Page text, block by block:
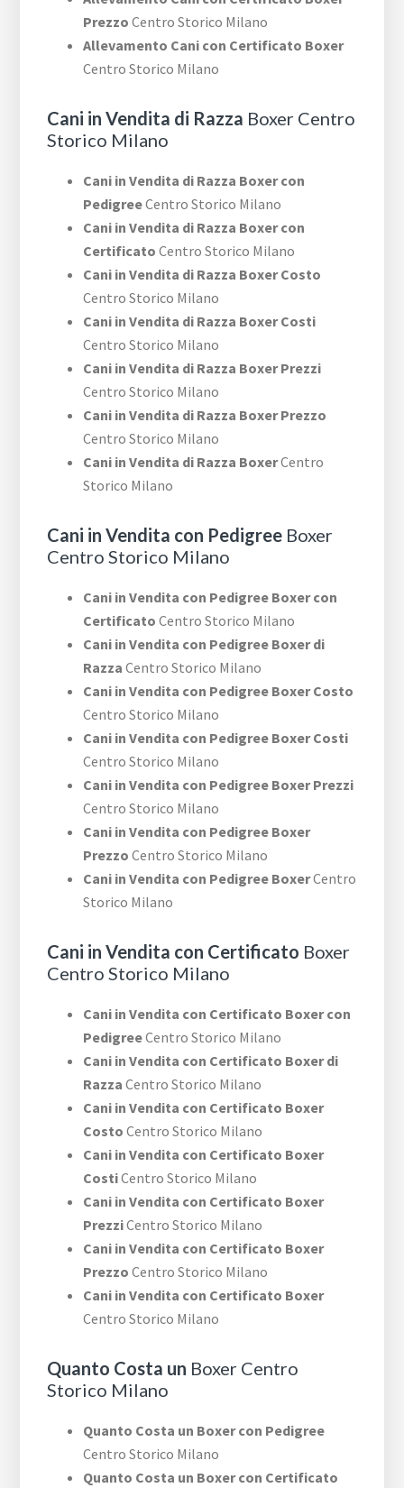
Prezzo Centro Storico Milano
Allevamento Cani con Certificato Boxer
Centro Storico Milano
Cani in Vendita di Razza Boxer Centro
Storico Milano
Cani in Vendita di Razza Boxer con
PedigreeCentro Storico Milano
Cani in Vendita di Razza Boxer con
Certificato Centro Storico Milano
Cani in Vendita di Razza Boxer Costo
Centro Storico Milano
Cani in Vendita di Razza Boxer Costi
Centro Storico Milano
Cani in Vendita di Razza Boxer Prezzi
Centro Storico Milano
Cani in Vendita di Razza Boxer Prezzo
Centro Storico Milano
Cani in Vendita di Razza BoxerCentro
Storico Milano
Cani in Vendita con Pedigree Boxer
Centro Storico Milano
Cani in Vendita con Pedigree Boxer con
Certificato Centro Storico Milano
Cani in Vendita con Pedigree Boxer di
Razza Centro Storico Milano
Cani in Vendita con Pedigree Boxer Costo
Centro Storico Milano
Cani in Vendita con Pedigree Boxer Costi
Centro Storico Milano
Cani in Vendita con Pedigree Boxer Prezzi
Centro Storico Milano
Cani in Vendita con Pedigree Boxer
Prezzo Centro Storico Milano
Cani in Vendita con Pedigree BoxerCentro
Storico Milano
Cani in Vendita con Certificato Boxer
Centro Storico Milano
Cani in Vendita con Certificato Boxer con
PedigreeCentro Storico Milano
Cani in Vendita con Certificato Boxer di
Razza Centro Storico Milano
Cani in Vendita con Certificato Boxer
Costo Centro Storico Milano
Cani in Vendita con Certificato Boxer
CostiCentro Storico Milano
Cani in Vendita con Certificato Boxer
PrezziCentro Storico Milano
Cani in Vendita con Certificato Boxer
Prezzo Centro Storico Milano
Cani in Vendita con Certificato Boxer
Centro Storico Milano
Quanto Costa un Boxer Centro
Storico Milano
Quanto Costa un Boxer con Pedigree
Centro Storico Milano
Quanto Costa un Boxer con Certificato